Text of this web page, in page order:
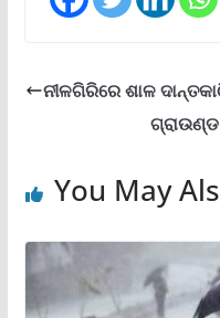
ନୀଳଗିରିରେ ଶାଳ
You May